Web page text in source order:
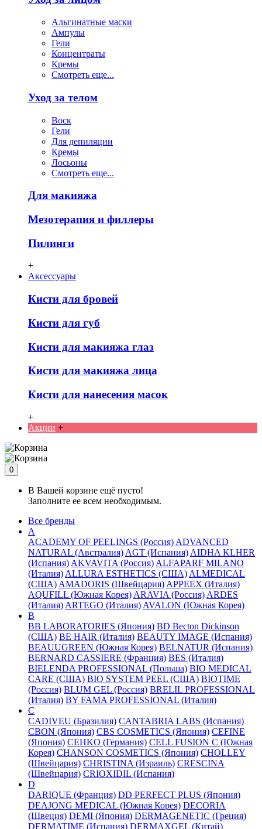
Альгинатные маски
Ампулы
Гели
Концентраты
Кремы
Смотреть еще...
Уход за телом
Воск
Гели
Для депиляции
Кремы
Лосьоны
Смотреть еще...
Для макияжа
Мезотерапия и филлеры
Пилинги
+
Аксессуары
Кисти для бровей
Кисти для губ
Кисти для макияжа глаз
Кисти для макияжа лица
Кисти для нанесения масок
+
Акции +
0
В Вашей корзине ещё пусто!
Заполните ее всем необходимым.
Все бренды
A
ACADEMY OF PEELINGS (Россия) ADVANCED
NATURAL (Австралия) AGT (Испания) AIDHA KLHER
(Испания) AKVAVITA (Россия) ALFAPARF MILANO
(Италия) ALLURA ESTHETICS (США) ALMEDICAL
(США) AMADORIS (Швейцария) APPEEX (Италия)
AQUFILL (Южная Корея) ARAVIA (Россия) ARDES
(Италия) ARTEGO (Италия) AVALON (Южная Корея)
B
BB LABORATORIES (Япония) BD Becton Dickinson
(США) BE HAIR (Италия) BEAUTY IMAGE (Испания)
BEAUUGREEN (Южная Корея) BELNATUR (Испания)
BERNARD CASSIERE (Франция) BES (Италия)
BIELENDA PROFESSIONAL (Польша) BIO MEDICAL
CARE (США) BIO SYSTEM PEEL (США) BIOTIME
(Россия) BLUM GEL (Россия) BRELIL PROFESSIONAL
(Италия) BY FAMA PROFESSIONAL (Италия)
C
CADIVEU (Бразилия) CANTABRIA LABS (Испания)
CBON (Япония) CBS COSMETICS (Япония) CEFINE
(Япония) CEHKO (Германия) CELL FUSION C (Южная
Корея) CHANSON COSMETICS (Япония) CHOLLEY
(Швейцария) CHRISTINA (Израиль) CRESCINA
(Швейцария) CRIOXIDIL (Испания)
D
DARIQUE (Франция) DD PERFECT PLUS (Япония)
DEAJONG MEDICAL (Южная Корея) DECORIA
(Швеция) DEMI (Япония) DERMAGENETIC (Греция)
DERMATIME (Испания) DERMAXGEL (Китай)